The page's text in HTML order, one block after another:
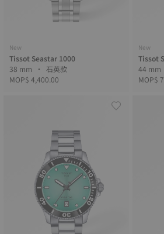
New
Tissot Seastar 1000
38 mm • 石英款
MOP$ 4,400.00
New
Tissot
MOP$